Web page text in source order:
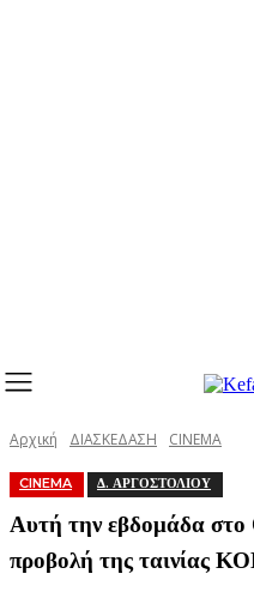
Αρχική ΔΙΑΣΚΕΔΑΣΗ CINEMA
CINEMA Δ. ΑΡΓΟΣΤΟΛΙΟΥ
Αυτή την εβδομάδα
προβολή της ταινίας